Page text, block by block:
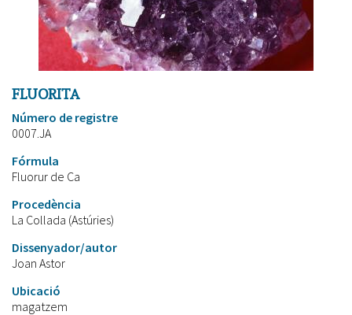
FLUORITA
Número de registre
0007.JA
Fórmula
Fluorur de Ca
Procedència
La Collada (Astúries)
Dissenyador/autor
Joan Astor
Ubicació
magatzem